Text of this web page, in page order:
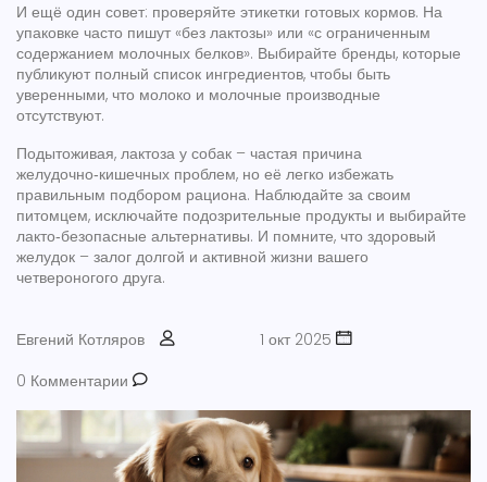
И ещё один совет: проверяйте этикетки готовых кормов. На
упаковке часто пишут «без лактозы» или «с ограниченным
содержанием молочных белков». Выбирайте бренды, которые
публикуют полный список ингредиентов, чтобы быть
уверенными, что молоко и молочные производные
отсутствуют.
Подытоживая, лактоза у собак – частая причина
желудочно‑кишечных проблем, но её легко избежать
правильным подбором рациона. Наблюдайте за своим
питомцем, исключайте подозрительные продукты и выбирайте
лакто‑безопасные альтернативы. И помните, что здоровый
желудок – залог долгой и активной жизни вашего
четвероногого друга.
Евгений Котляров
1 окт 2025
0 Комментарии